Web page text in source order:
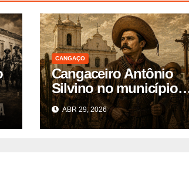
CANGAÇO
Cangaceiro Antônio
Silvino no município
de Pombal
ABR 29, 2026